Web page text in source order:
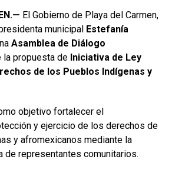
El Gobierno de Playa del Carmen,
municipal Estefanía
Asamblea de Diálogo
la propuesta de Iniciativa de Ley
de los Pueblos Indígenas y
objetivo fortalecer el
y ejercicio de los derechos de
y afromexicanos mediante la
de representantes comunitarios.